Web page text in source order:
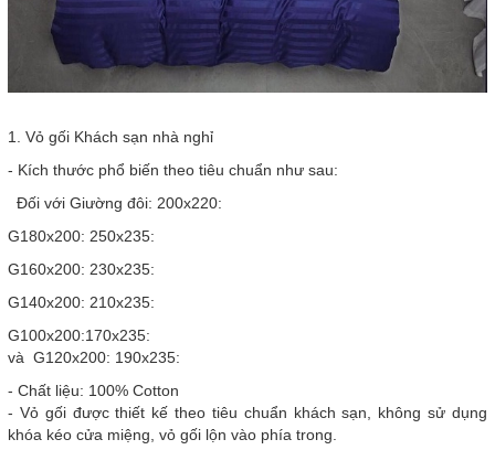
1. Vỏ gối Khách sạn nhà nghỉ
- Kích thước phổ biến theo tiêu chuẩn như sau:
Đối với Giường đôi: 200x220:
G180x200: 250x235:
G160x200: 230x235:
G140x200: 210x235:
G100x200:170x235:
và G120x200: 190x235:
- Chất liệu: 100% Cotton
- Vỏ gối được thiết kế theo tiêu chuẩn khách sạn, không sử dụng
khóa kéo cửa miệng, vỏ gối lộn vào phía trong.